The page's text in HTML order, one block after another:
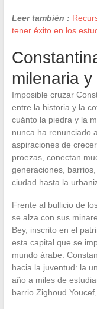
Leer también :
tener éxito en los
milenaria
Imposible cruzar
entre la historia y la
cuánto la piedra y la
nunca ha renunciado
aspiraciones de
proezas, conectan
generaciones,
ciudad hasta la
Frente al bullicio de
se alza con sus
Bey, inscrito en el
esta capital que se
mundo árabe.
hacia la juventud: la
año a miles de
barrio Zighoud